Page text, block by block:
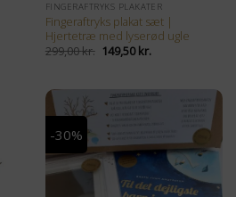
FINGERAFTRYKS PLAKATER
Fingeraftryks plakat sæt |
Hjertetræ med lyserød ugle
299,00kr. Den
oprindelige
299,00 kr..
149,50kr.Den
aktuelle
149,50 kr..
-30%